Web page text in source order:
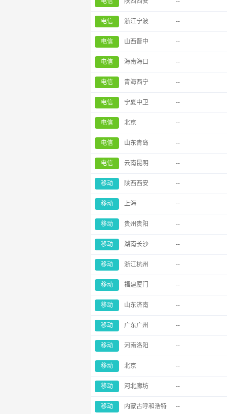
电信 浙江宁波 --
电信 山西晋中 --
电信 海南海口 --
电信 青海西宁 --
电信 宁夏中卫 --
电信 北京 --
电信 山东青岛 --
电信 云南昆明 --
移动 陕西西安 --
移动 上海 --
移动 贵州贵阳 --
移动 湖南长沙 --
移动 浙江杭州 --
移动 福建厦门 --
移动 山东济南 --
移动 广东广州 --
移动 河南洛阳 --
移动 北京 --
移动 河北廊坊 --
移动 内蒙古呼和浩特 --